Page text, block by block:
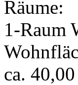
Räume:
1-Raum
ca. 40,00